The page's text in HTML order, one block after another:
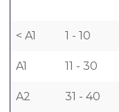
< A1 1 - 10
A1 11 - 30
A2 31 - 40